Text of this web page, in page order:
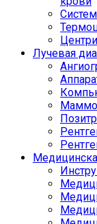
Лучевая